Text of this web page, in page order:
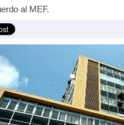
al MEF.